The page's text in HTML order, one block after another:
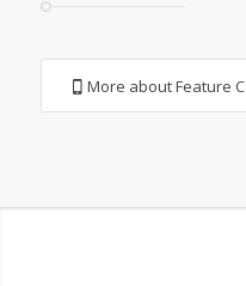
More about Feature C